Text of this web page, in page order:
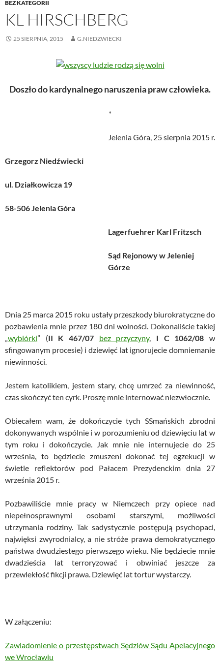
BEZ KATEGORII
KL HIRSCHBERG
25 SIERPNIA, 2015 G.NIEDZWIECKI
Doszło do kardynalnego naruszenia praw człowieka.
*
Jelenia Góra, 25 sierpnia 2015 r.
Grzegorz Niedźwiecki
ul. Działkowicza 19
58-506 Jelenia Góra
Lagerfuehrer Karl Fritzsch
Sąd Rejonowy w Jeleniej
Górze
Dnia 25 marca 2015 roku ustały przeszkody biurokratyczne do
pozbawienia mnie przez 180 dni wolności. Dokonaliście takiej
„wybiórki” (II K 467/07 bez przyczyny, I C 1062/08 w
sfingowanym procesie) i dziewięć lat ignorujecie domniemanie
niewinności.
Jestem katolikiem, jestem stary, chcę umrzeć za niewinność,
czas skończyć ten cyrk. Proszę mnie internować niezwłocznie.
Obiecałem wam, że dokończycie tych SSmańskich zbrodni
dokonywanych wspólnie i w porozumieniu od dziewięciu lat w
tym roku i dokończycie. Jak mnie nie internujecie do 25
września, to będziecie zmuszeni dokonać tej egzekucji w
świetle reflektorów pod Pałacem Prezydenckim dnia 27
września 2015 r.
Pozbawiliście mnie pracy w Niemczech przy opiece nad
niepełnosprawnymi osobami starszymi, możliwości
utrzymania rodziny. Tak sadystycznie postępują psychopaci,
najwięksi zwyrodnialcy, a nie stróże prawa demokratycznego
państwa dwudziestego pierwszego wieku. Nie będziecie mnie
dwadzieścia lat terroryzować i obwiniać jeszcze za
przewlekłość fikcji prawa. Dziewięć lat tortur wystarczy.
W załączeniu:
Zawiadomienie o przestępstwach Sędziów Sądu Apelacyjnego
we Wrocławiu